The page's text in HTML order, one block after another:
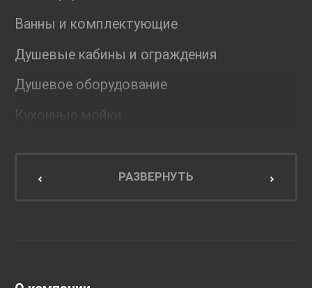
Ванны и комплектующие
Душевые кабины и ограждения
Душевое оборудование
Кухонные мойки
Мебель для кухниРАЗВЕРНУТЬ